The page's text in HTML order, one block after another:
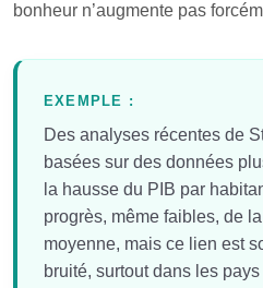
bonheur n’augmente pas
EXEMPLE :
Des analyses récentes de
basées sur des données
la hausse du PIB par
progrès, même faibles, de
moyenne, mais ce lien est
bruité, surtout dans les